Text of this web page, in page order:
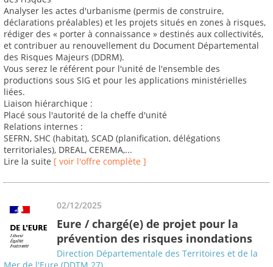
Analyser les actes d'urbanisme (permis de construire,
déclarations préalables) et les projets situés en zones à risques,
rédiger des « porter à connaissance » destinés aux collectivités,
et contribuer au renouvellement du Document Départemental
des Risques Majeurs (DDRM).
Vous serez le référent pour l'unité de l'ensemble des
productions sous SIG et pour les applications ministérielles
liées.
Liaison hiérarchique :
Placé sous l'autorité de la cheffe d'unité
Relations internes :
SEFRN, SHC (habitat), SCAD (planification, délégations
territoriales), DREAL, CEREMA,...
Lire la suite [ voir l'offre complète ]
02/12/2025
Eure / chargé(e) de projet pour la
prévention des risques inondations
Direction Départementale des Territoires et de la